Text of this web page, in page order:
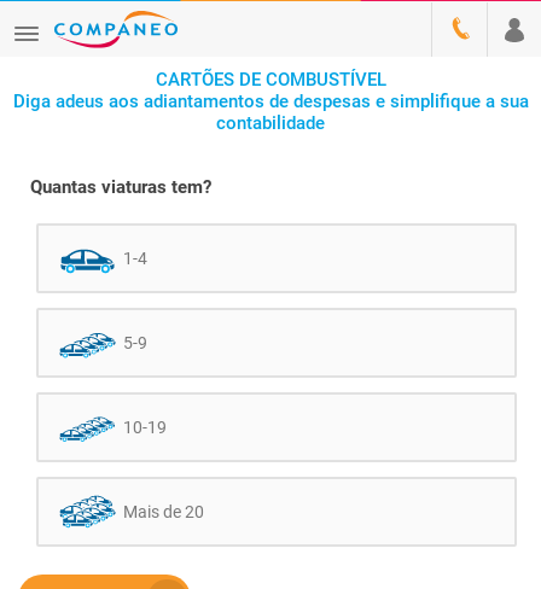
CARTÕES DE COMBUSTÍVEL
Diga adeus aos adiantamentos de despesas e simplifique a sua
contabilidade
Quantas viaturas tem?
1-4
5-9
10-19
Mais de 20